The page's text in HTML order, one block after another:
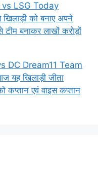
vs LSG Today
को बनाए अपने
बनाकर लाखों करोड़ों
DC Dream11 Team
खिलाड़ी जीता
कप्तान एवं वाइस कप्तान